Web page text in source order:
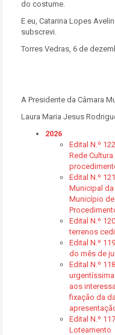
do costume.
E eu, Catarina Lopes
subscrevi.
Torres Vedras, 6 de
A Presidente da Câmara
Laura Maria Jesus
2026
Edital N.º
Rede
Edital N.º
Municipal
Município
Edital N.º
terrenos
Edital N.º
do mês de
Edital N.º
aos
fixação da
Edital N.º
Loteamento